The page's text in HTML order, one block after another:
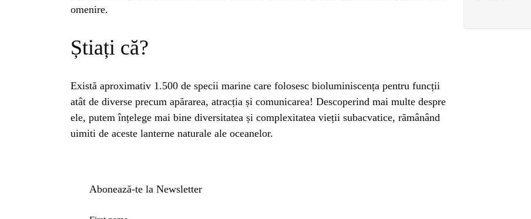
omenire.
Știați că?
Există aproximativ 1.500 de specii marine care folosesc bioluminiscența pentru funcții
atât de diverse precum apărarea, atracția și comunicarea! Descoperind mai multe despre
ele, putem înțelege mai bine diversitatea și complexitatea vieții subacvatice, rămânând
uimiti de aceste lanterne naturale ale oceanelor.
Abonează-te la Newsletter